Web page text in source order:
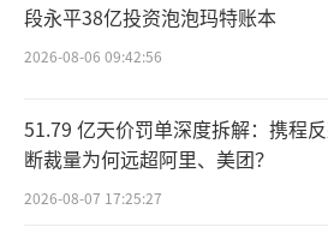
风口浪尖之上，天权
回应，相继向江小白方面
小白对于上述道歉并不
称：“道歉的态度是不诚恳
播中恶意拉踩、诋毁品牌
不接受这种非正式形式和
段永平38亿投资泡泡玛特账本
2026-08-06 09:42:56
51.79 亿天价罚单深度拆解：携程
断裁量为何远超阿里、美团？
2026-08-07 17:25:27